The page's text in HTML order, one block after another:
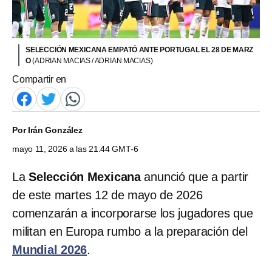
SELECCIÓN MEXICANA EMPATÓ ANTE PORTUGAL EL 28 DE MARZ
O(ADRIAN MACIAS / ADRIAN MACIAS)
Compartir en
PorIrán González
mayo 11, 2026 a las 21:44 GMT-6
La Selección Mexicanaanunció que a partir
de este martes 12 de mayo de 2026
comenzarán a incorporarse los jugadores que
militan en Europa rumbo a la preparación del
Mundial 2026.